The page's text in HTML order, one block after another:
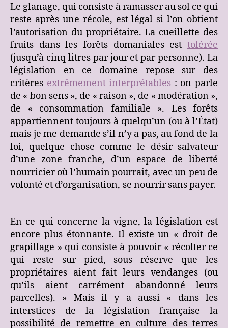
Le glanage, qui consiste à ramasser au sol ce qui
reste après une récole, est légal si l’on obtient
l’autorisation du propriétaire. La cueillette des
fruits dans les forêts domaniales est tolérée
(jusqu’à cinq litres par jour et par personne). La
législation en ce domaine repose sur des
critères extrêmement interprétables : on parle
de « bon sens », de « raison », de « modération »,
de « consommation familiale ». Les forêts
appartiennent toujours à quelqu’un (ou à l’État)
mais je me demande s’il n’y a pas, au fond de la
loi, quelque chose comme le désir salvateur
d’une zone franche, d’un espace de liberté
nourricier où l’humain pourrait, avec un peu de
volonté et d’organisation, se nourrir sans payer.
En ce qui concerne la vigne, la législation est
encore plus étonnante. Il existe un « droit de
grapillage » qui consiste à pouvoir « récolter ce
qui reste sur pied, sous réserve que les
propriétaires aient fait leurs vendanges (ou
qu’ils aient carrément abandonné leurs
parcelles). » Mais il y a aussi « dans les
interstices de la législation française la
possibilité de remettre en culture des terres